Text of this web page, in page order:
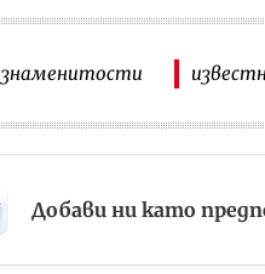
знаменитости
Добави ни като